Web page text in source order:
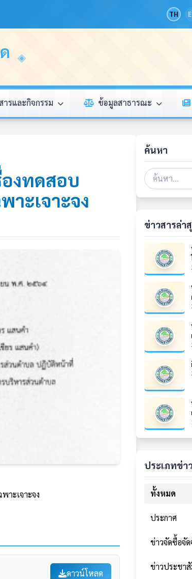
TH
ารและกิจกรรม ข้อมูลสาธารณะ
งทดสอบ
าะเจาะจง
าะเจาะจง
ดาวน์โหลด
ค้นหา
ข่าวสารล่า
ประเภทข่า
ทั้งหมด
ประกาศ
ข่าวจัดซื้อจัด
ข่าวประชา